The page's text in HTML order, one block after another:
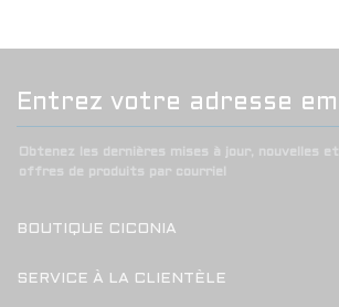
Obtenez les dernières mises à jour, nouvelles et
offres de produits par courriel
BOUTIQUE CICONIA
SERVICE À LA CLIENTÈLE